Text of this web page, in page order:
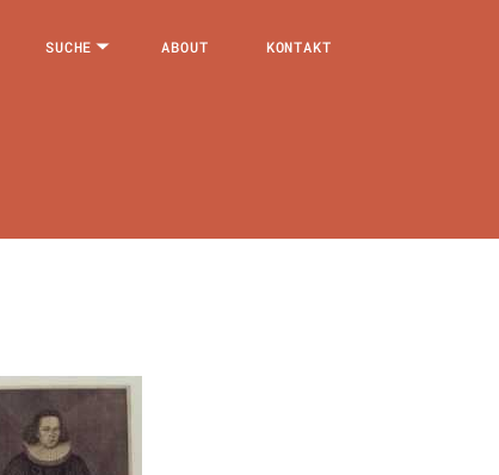
SUCHE ABOUT KONTAKT